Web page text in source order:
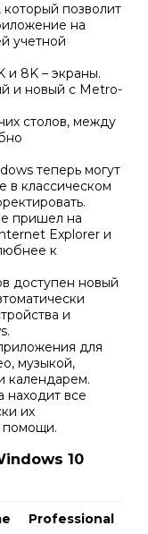
позволит
на
учетной
и 8K – экраны.
и новый с Metro-
столов, между
теперь могут
в классическом
пришел на
Explorer и
к
доступен новый
и
для
музыкой,
календарем.
находит все
их
помощи.
10
Professional